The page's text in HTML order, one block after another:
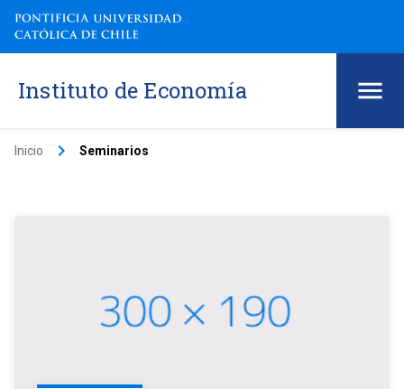
Instituto de Economía
Inicio keyboard_arrow_right Seminarios